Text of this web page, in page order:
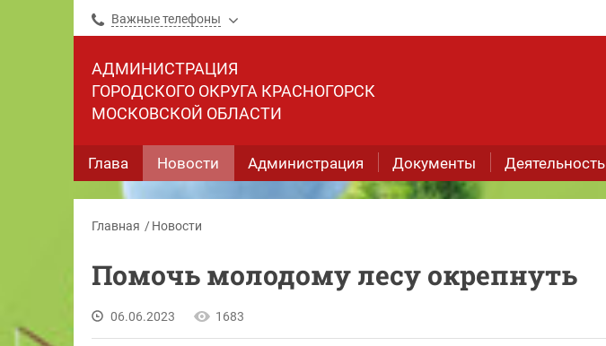
Важные телефоны
АДМИНИСТРАЦИЯ
ГОРОДСКОГО ОКРУГА КРАСНОГОРСК
МОСКОВСКОЙ ОБЛАСТИ
Глава Новости Администрация Документы Деятельность
Главная Новости
Помочь молодому лесу окрепнуть
06.06.2023 1683